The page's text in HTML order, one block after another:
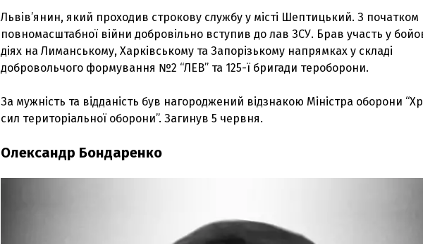
Львів’янин, який проходив строкову службу у місті Шептицький. З початком
повномасштабної війни добровільно вступив до лав ЗСУ. Брав участь у
діях на Лиманському, Харківському та Запорізькому напрямках у складі
добровольчого формування №2 “ЛЕВ” та 125-ї бригади тероборони.
За мужність та відданість був нагороджений відзнакою Міністра оборони
сил територіальної оборони”. Загинув 5 червня.
Олександр Бондаренко